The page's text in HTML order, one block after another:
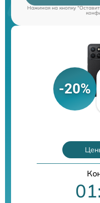
Нажимая на кнопку
-20%